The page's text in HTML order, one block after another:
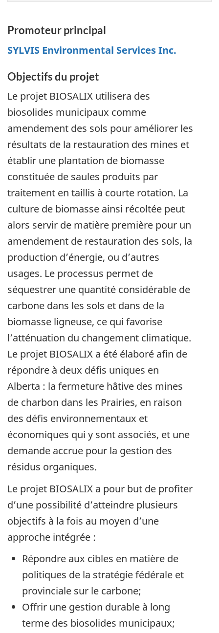
Promoteur principal
SYLVIS Environmental Services Inc.
Objectifs du projet
Le projet BIOSALIX utilisera des
biosolides municipaux comme
amendement des sols pour améliorer les
résultats de la restauration des mines et
établir une plantation de biomasse
constituée de saules produits par
traitement en taillis à courte rotation. La
culture de biomasse ainsi récoltée peut
alors servir de matière première pour un
amendement de restauration des sols, la
production d’énergie, ou d’autres
usages. Le processus permet de
séquestrer une quantité considérable de
carbone dans les sols et dans de la
biomasse ligneuse, ce qui favorise
l’atténuation du changement climatique.
Le projet BIOSALIX a été élaboré afin de
répondre à deux défis uniques en
Alberta : la fermeture hâtive des mines
de charbon dans les Prairies, en raison
des défis environnementaux et
économiques qui y sont associés, et une
demande accrue pour la gestion des
résidus organiques.
Le projet BIOSALIX a pour but de profiter
d’une possibilité d’atteindre plusieurs
objectifs à la fois au moyen d’une
approche intégrée :
Répondre aux cibles en matière de
politiques de la stratégie fédérale et
provinciale sur le carbone;
Offrir une gestion durable à long
terme des biosolides municipaux;